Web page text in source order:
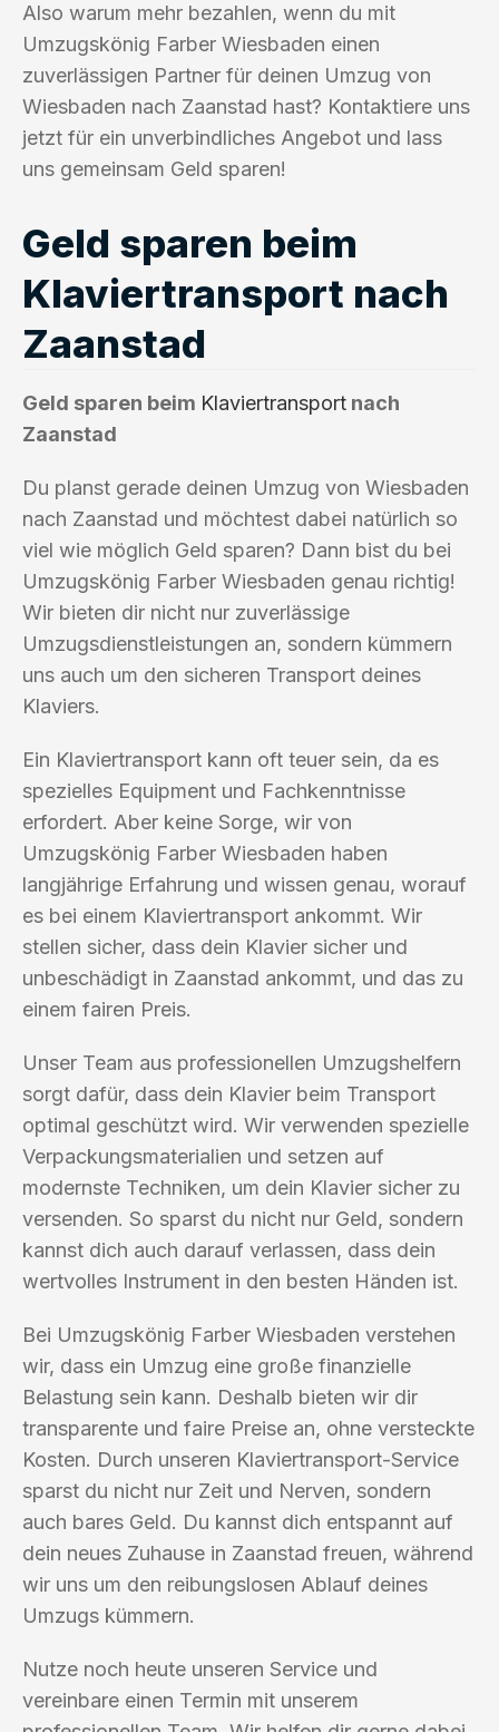
Also warum mehr bezahlen, wenn du mit
Umzugskönig Farber Wiesbaden einen
zuverlässigen Partner für deinen Umzug von
Wiesbaden nach Zaanstad hast? Kontaktiere uns
jetzt für ein unverbindliches Angebot und lass
uns gemeinsam Geld sparen!
Geld sparen beim
Klaviertransport nach
Zaanstad
Geld sparen beim Klaviertransport nach
Zaanstad
Du planst gerade deinen Umzug von Wiesbaden
nach Zaanstad und möchtest dabei natürlich so
viel wie möglich Geld sparen? Dann bist du bei
Umzugskönig Farber Wiesbaden genau richtig!
Wir bieten dir nicht nur zuverlässige
Umzugsdienstleistungen an, sondern kümmern
uns auch um den sicheren Transport deines
Klaviers.
Ein Klaviertransport kann oft teuer sein, da es
spezielles Equipment und Fachkenntnisse
erfordert. Aber keine Sorge, wir von
Umzugskönig Farber Wiesbaden haben
langjährige Erfahrung und wissen genau, worauf
es bei einem Klaviertransport ankommt. Wir
stellen sicher, dass dein Klavier sicher und
unbeschädigt in Zaanstad ankommt, und das zu
einem fairen Preis.
Unser Team aus professionellen Umzugshelfern
sorgt dafür, dass dein Klavier beim Transport
optimal geschützt wird. Wir verwenden spezielle
Verpackungsmaterialien und setzen auf
modernste Techniken, um dein Klavier sicher zu
versenden. So sparst du nicht nur Geld, sondern
kannst dich auch darauf verlassen, dass dein
wertvolles Instrument in den besten Händen ist.
Bei Umzugskönig Farber Wiesbaden verstehen
wir, dass ein Umzug eine große finanzielle
Belastung sein kann. Deshalb bieten wir dir
transparente und faire Preise an, ohne versteckte
Kosten. Durch unseren Klaviertransport-Service
sparst du nicht nur Zeit und Nerven, sondern
auch bares Geld. Du kannst dich entspannt auf
dein neues Zuhause in Zaanstad freuen, während
wir uns um den reibungslosen Ablauf deines
Umzugs kümmern.
Nutze noch heute unseren Service und
vereinbare einen Termin mit unserem